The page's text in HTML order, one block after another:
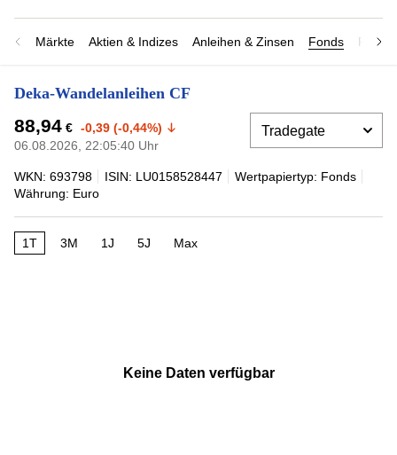
Märkte Aktien & Indizes Anleihen & Zinsen Fonds
Deka-Wandelanleihen CF
88,94 € -0,39 (-0,44%)
06.08.2026, 22:05:40 Uhr
WKN: 693798 ISIN: LU0158528447
Wertpapiertyp: Fonds
Währung: Euro
1T 3M 1J 5J Max
Keine Daten verfügbar